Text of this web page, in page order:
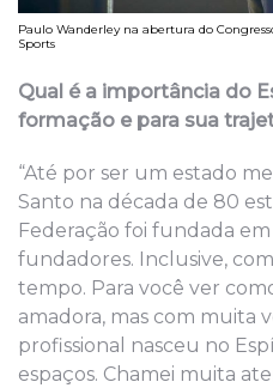
Paulo Wanderley na abertura do
Sports
Qual é a importância do
formação e para sua
“Até por ser um estado
Santo na década de 80
Federação foi fundada
fundadores. Inclusive,
tempo. Para você ver
amadora, mas com muita
profissional nasceu no
espaços. Chamei muita